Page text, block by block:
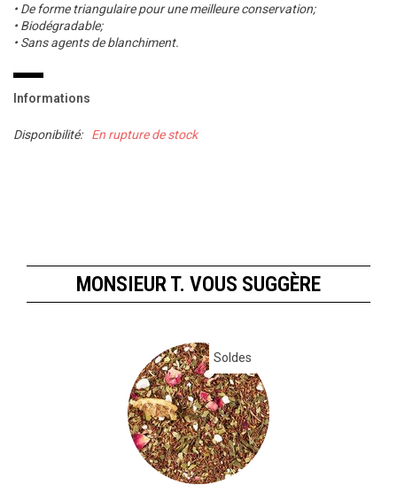
• De forme triangulaire pour une meilleure conservation;
• Biodégradable;
• Sans agents de blanchiment.
Informations
Disponibilité: En rupture de stock
MONSIEUR T. VOUS SUGGÈRE
Soldes